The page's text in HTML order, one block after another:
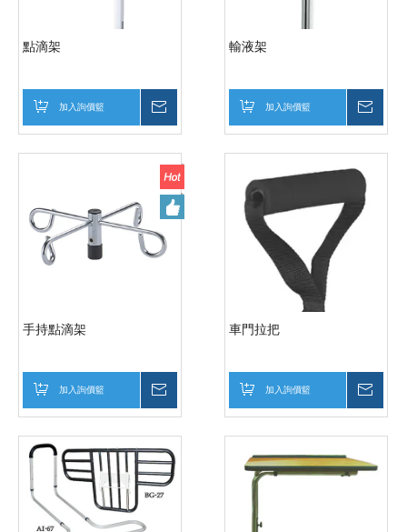
點滴架
加入詢價籃
輸液架
加入詢價籃
手持點滴架
加入詢價籃
車門拉把
加入詢價籃